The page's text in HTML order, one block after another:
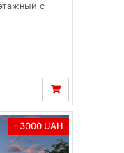
с
- 3000 UAH